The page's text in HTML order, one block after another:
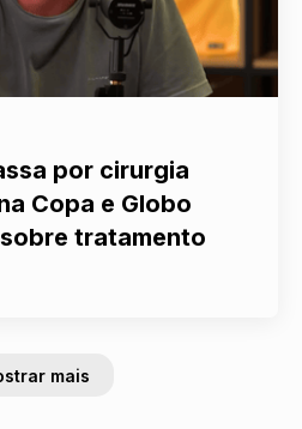
por cirurgia
Copa e Globo
tratamento
mais